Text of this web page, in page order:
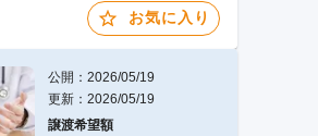
お気に入り
公開：2026/05/19
更新：2026/05/19
譲渡希望額